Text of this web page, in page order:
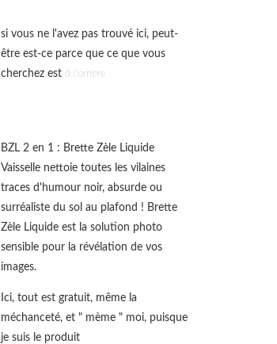
si vous ne l'avez pas trouvé ici, peut-
être est-ce parce que ce que vous
cherchez està l'ombre
BZL 2 en 1 : Brette Zèle Liquide
Vaisselle nettoie toutes les vilaines
traces d'humour noir, absurde ou
surréaliste du sol au plafond ! Brette
Zèle Liquide est la solution photo
sensible pour la révélation de vos
images.
Ici, tout est gratuit, même la
méchanceté, et " mème " moi, puisque
je suis le produit